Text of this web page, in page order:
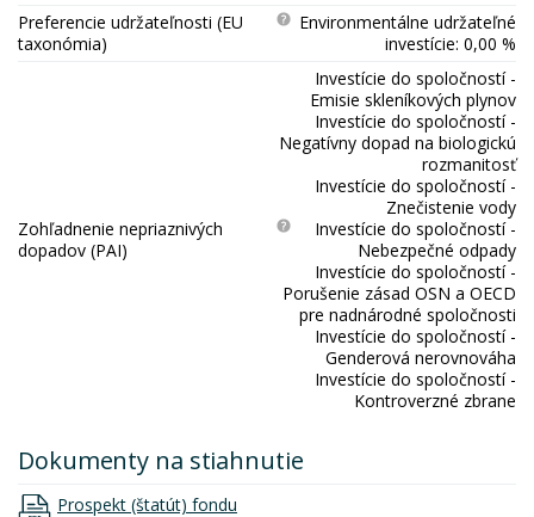
Preferencie udržateľnosti (EU
taxonómia)
Environmentálne udržateľné
investície: 0,00 %
Zohľadnenie nepriaznivých
dopadov (PAI)
Investície do spoločností -
Emisie skleníkových plynov
Investície do spoločností -
Negatívny dopad na biologickú
rozmanitosť
Investície do spoločností -
Znečistenie vody
Investície do spoločností -
Nebezpečné odpady
Investície do spoločností -
Porušenie zásad OSN a OECD
pre nadnárodné spoločnosti
Investície do spoločností -
Genderová nerovnováha
Investície do spoločností -
Kontroverzné zbrane
Dokumenty na stiahnutie
Prospekt (štatút) fondu